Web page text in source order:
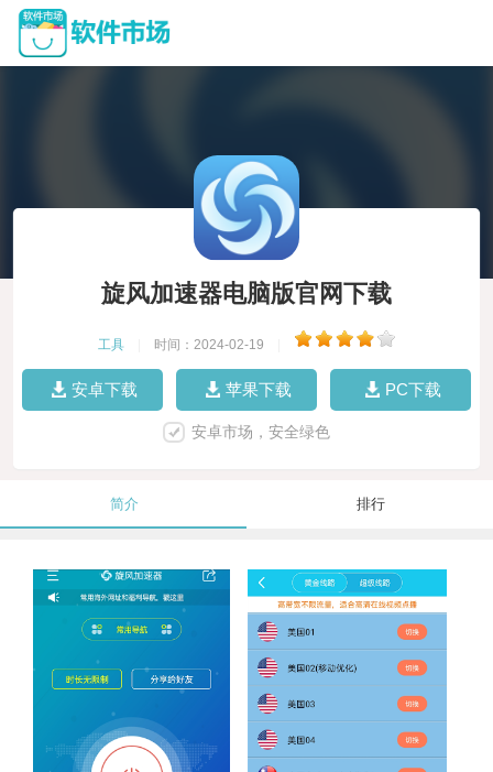
旋风加速器电脑版官网下载
工具 时间：2024-02-19
安卓下载 苹果下载 PC下载
安卓市场，安全绿色
简介 排行